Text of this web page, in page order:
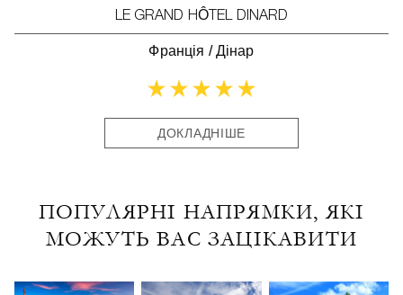
LE GRAND HÔTEL DINARD
Франція /Дінар
ДОКЛАДНІШЕ
ПОПУЛЯРНІ НАПРЯМКИ, ЯКІ
МОЖУТЬ ВАС ЗАЦІКАВИТИ